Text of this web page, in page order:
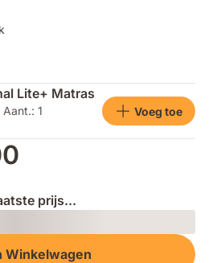
Lite+ Matras
1 Voeg toe
prijs...
Winkelwagen